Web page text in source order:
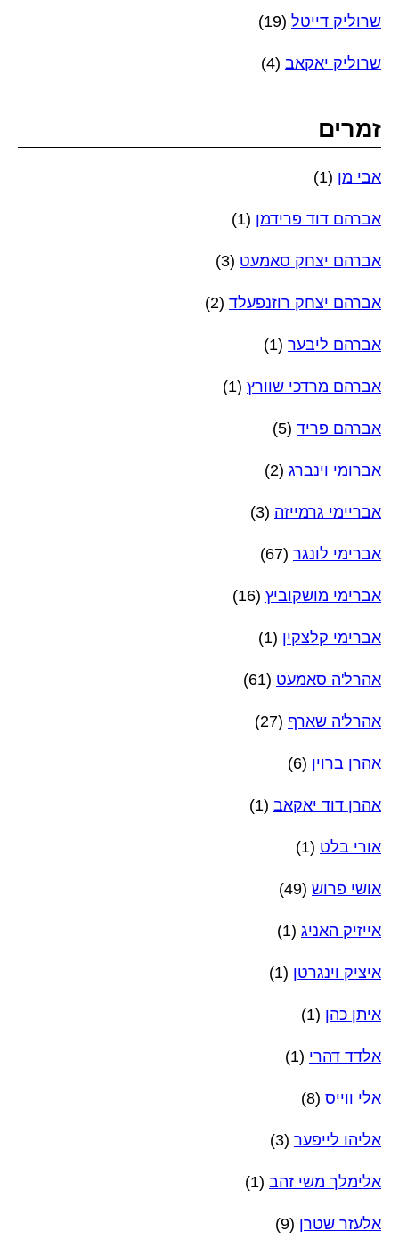
שרוליק דייטל (19)
שרוליק יאקאב (4)
זמרים
אבי מן (1)
אברהם דוד פרידמן (1)
אברהם יצחק סאמעט (3)
אברהם יצחק רוזנפעלד (2)
אברהם ליבער (1)
אברהם מרדכי שוורץ (1)
אברהם פריד (5)
אברומי וינברג (2)
אבריימי גרמייזה (3)
אברימי לונגר (67)
אברימי מושקוביץ (16)
אברימי קלצקין (1)
אהרל'ה סאמעט (61)
אהרל'ה שארף (27)
אהרן ברוין (6)
אהרן דוד יאקאב (1)
אורי בלט (1)
אושי פרוש (49)
אייזיק האניג (1)
איציק וינגרטן (1)
איתן כהן (1)
אלדד דהרי (1)
אלי ווייס (8)
אליהו לייפער (3)
אלימלך משי זהב (1)
אלעזר שטרן (9)